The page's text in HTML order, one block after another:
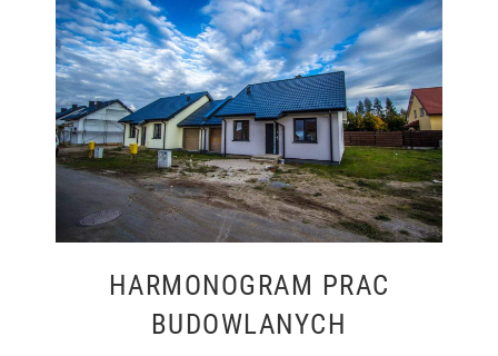
HARMONOGRAM PRAC
BUDOWLANYCH